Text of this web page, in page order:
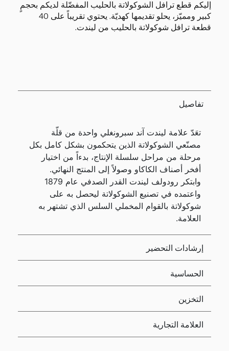
إليكم قطع ترافل الشوكولاتة بالحليب المفضّلة لديكم بحجمٍ
كبير ومميّز، يحلو تقديمها كهديّة. يحتوي تقريباً على 40
قطعة ترافل شوكولاتة بالحليب من ليندت.
تفاصيل
تعَدّ علامة ليندت آند سبرونغلي واحدة من قلّة
مصنّعي الشوكولاتة الذين يتحكمون بشكل كامل بكل
مرحلة من مراحل سلسلة الإنتاج، بدءاً من اختيار
أفخر أصناف الكاكاو وصولاً إلى المنتج النهائي.
وابتكر رودولف ليندت القدر الصدفي عام 1879
واعتمده في تصنيع الشوكولاتة ليحصل به على
شوكولاتة بالقوام المخملي السلس الذي تشتهر به
العلامة.
إرشادات التحضير
الحساسية
التخزين
العلامة التجارية